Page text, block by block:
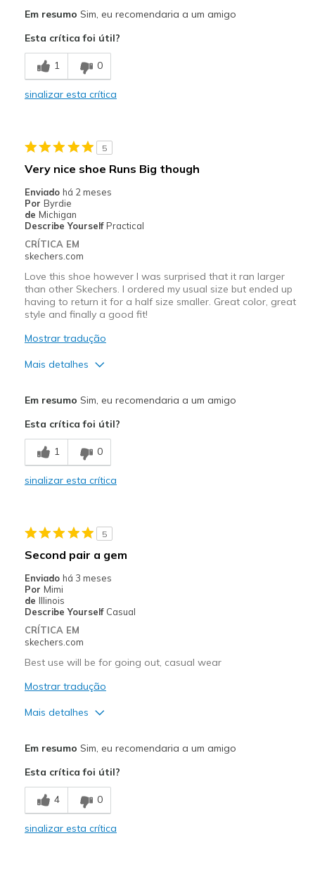
Comfortable
Stylish
Going Out
Width
Sizing
View On Shoes
I'm Into Shoes
Em resumo Sim, eu recomendaria a um amigo
Esta crítica foi útil?
1 0
sinalizar esta crítica
5
Very nice shoe Runs Big though
Enviado há 2 meses
Por Byrdie
de Michigan
Describe Yourself Practical
CRÍTICA EM
skechers.com
Love this shoe however I was surprised that it ran larger
than other Skechers. I ordered my usual size but ended up
having to return it for a half size smaller. Great color, great
style and finally a good fit!
Mostrar tradução
Mais detalhes
Breathe Well
Comfortable
Casual Wear
Width
Sizing
Feels half size too big
View On Shoes
Em resumo Sim, eu recomendaria a um amigo
Esta crítica foi útil?
1 0
sinalizar esta crítica
5
Second pair a gem
Enviado há 3 meses
Por Mimi
de Illinois
Describe Yourself Casual
CRÍTICA EM
skechers.com
Best use will be for going out, casual wear
Mostrar tradução
Mais detalhes
Breathe Well
Comfortable
Em resumo Sim, eu recomendaria a um amigo
Esta crítica foi útil?
4 0
sinalizar esta crítica